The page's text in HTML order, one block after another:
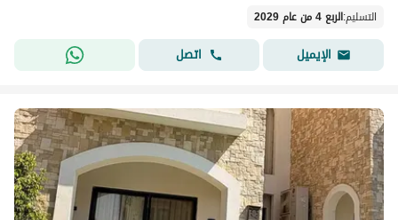
التسليم:الربع 4 من عام 2029
الإيميل اتصل